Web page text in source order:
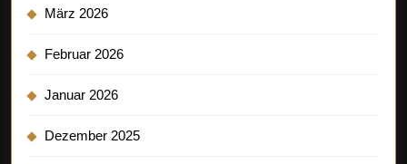
März 2026
Februar 2026
Januar 2026
Dezember 2025